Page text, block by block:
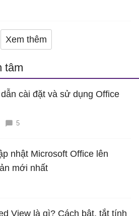
Xem thêm
tâm
cài đặt và sử dụng Office
5
nhật Microsoft Office lên
mới nhất
View là gì? Cách bật, tắt tính